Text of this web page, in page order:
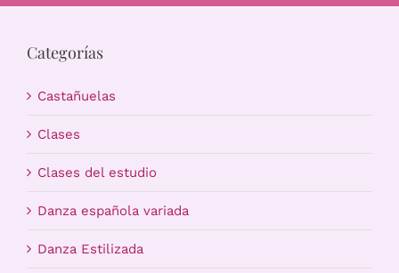
Estudio
Carrito
Categorías
Castañuelas
Clases
Clases del estudio
Danza española variada
Danza Estilizada